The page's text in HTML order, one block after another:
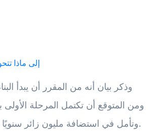
إلى ماذا
وتأمل في استضافة مليون زائر سنويًا بحلول عام 2035.